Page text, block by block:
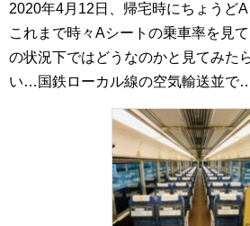
2020年4月12日、帰宅時にちょうどA
これまで時々Aシートの乗車率を見
の状況下ではどうなのかと見てみた
い…国鉄ローカル線の空気輸送並で